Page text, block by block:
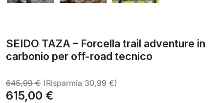
SEIDO TAZA – Forcella trail adventure in
carbonio per off-road tecnico
645,99 € (Risparmia 30,99 €)
615,00 €